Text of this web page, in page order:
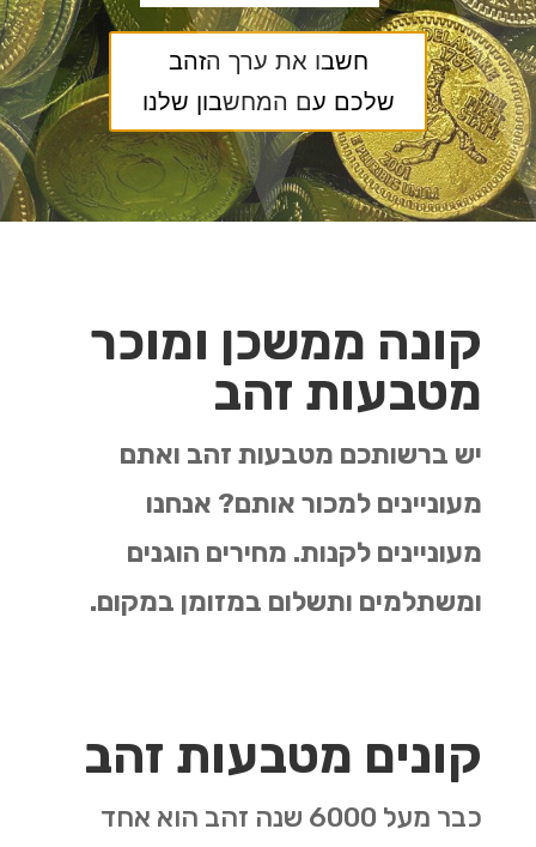
חשבו את ערך הזהב
שלכם עם המחשבון שלנו
קונה ממשכן ומוכר
מטבעות זהב
יש ברשותכם מטבעות זהב ואתם
מעוניינים למכור אותם? אנחנו
מעוניינים לקנות. מחירים הוגנים
ומשתלמים ותשלום במזומן במקום.
קונים מטבעות זהב
כבר מעל 6000 שנה זהב הוא אחד